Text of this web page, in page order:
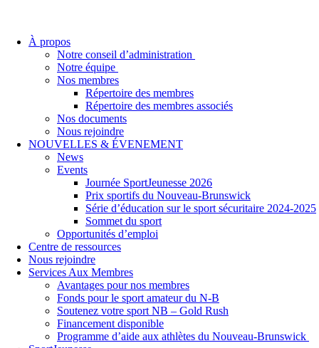
À propos
Notre conseil d’administration
Notre équipe
Nos membres
Répertoire des membres
Répertoire des membres associés
Nos documents
Nous rejoindre
NOUVELLES & ÉVENEMENT
News
Events
Journée SportJeunesse 2026
Prix sportifs du Nouveau-Brunswick
Série d’éducation sur le sport sécuritaire 2024-2025
Sommet du sport
Opportunités d’emploi
Centre de ressources
Nous rejoindre
Services Aux Membres
Avantages pour nos membres
Fonds pour le sport amateur du N-B
Soutenez votre sport NB – Gold Rush
Financement disponible
Programme d’aide aux athlètes du Nouveau-Brunswick